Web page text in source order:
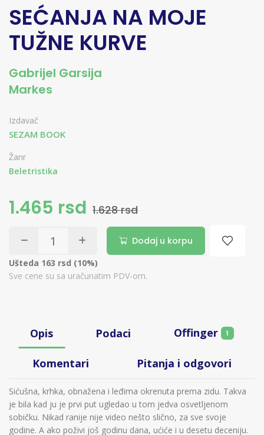
SEĆANJA NA MOJE
TUŽNE KURVE
Gabrijel Garsija
Markes
Izdavač
SEZAM BOOK
Žanr
Beletristika
1.465 rsd 1.628 rsd
Dodaj u korpu
Ušteda 163 rsd (10%)
Sve cene su sa uračunatim PDV-om.
Opis Podaci Offinger 1
Komentari Pitanja i odgovori
Sićušna, krhka, obnažena i leđima okrenuta prema zidu. Takva
je bila kad ju je prvi put ugledao u tom jedva osvetljenom
sobičku. Nikad ranije nije video nešto slično, za sve svoje
godine. A ako poživi još godinu dana, ućiće i u desetu deceniju.